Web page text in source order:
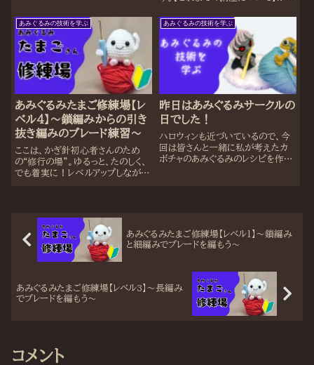
丈夫？」大丈夫です！ここから少し
ずつスキルを身につけて、“あみぐる
みのたまご”...
していた「あみぐるみ講座」は、
2024年4月をもって閉講となりま
した。長らくご参加くださった皆さま
には、心より感...
あみぐるみの技術を学ぶ
あみぐるみたまご修練場【レ
ベル4】～鎖編みからの引き
抜き編みのブレード練習～
ここは、かぎ針初心者さんのため
の“修行の場”。ゆるっと、たのしく、
でも着実に！レベルアップしなが
ずつスキルを身につけて、“あみぐる
みのたまご”...
あみぐるみの技術を学ぶ
昨日はあみぐるみサークルの
日でした！
ハロウィンも近づいているので、今
回は皆さんと一緒に私が考えたカ
ボチャのあみぐるみのレシピを作っ
あみぐるみたまご修練場【レベル1】～鎖編み
と細編みでブレードを編もう～
あみぐるみたまご修練場【レベル3】～長編み
でブレードを編もう～
コメント